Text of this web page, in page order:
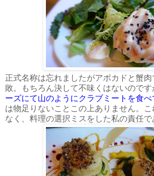
正式名称は忘れましたがアボカドと蟹
敗。もちろん決して不味くはないのです
ーズにて山のようにクラブミートを食べ
は物足りないことこの上ありません。
なく、料理の選択ミスをした私の責任で